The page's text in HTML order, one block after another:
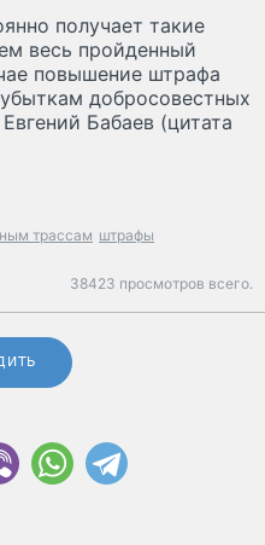
получает такие
весь пройденный
повышение штрафа
добросовестных
Бабаев (цитата
трассам штрафы
38423 просмотров всего.